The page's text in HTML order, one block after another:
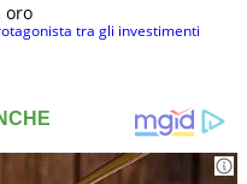
oro
tra gli investimenti